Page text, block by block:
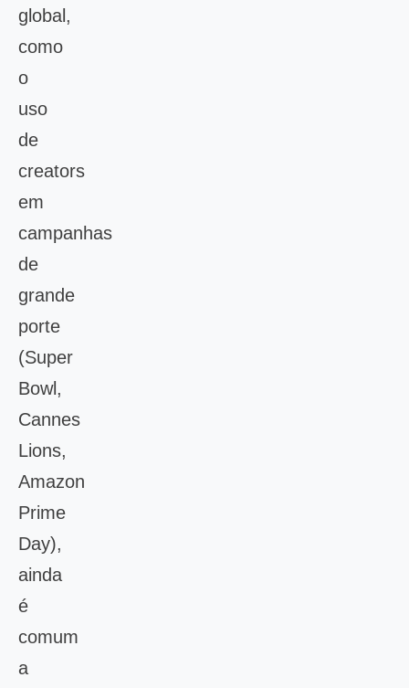
global,
como
o
uso
de
creators
em
campanhas
de
grande
porte
(Super
Bowl,
Cannes
Lions,
Amazon
Prime
Day),
ainda
é
comum
a